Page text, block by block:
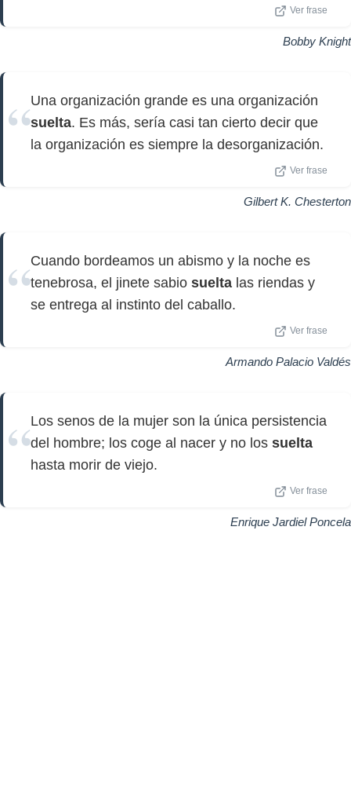
Ver frase
Bobby Knight
Una organización grande es una organización
suelta. Es más, sería casi tan cierto decir que
la organización es siempre la desorganización.
Ver frase
Gilbert K. Chesterton
Cuando bordeamos un abismo y la noche es
tenebrosa, el jinete sabio suelta las riendas y
se entrega al instinto del caballo.
Ver frase
Armando Palacio Valdés
Los senos de la mujer son la única persistencia
del hombre; los coge al nacer y no los suelta
hasta morir de viejo.
Ver frase
Enrique Jardiel Poncela